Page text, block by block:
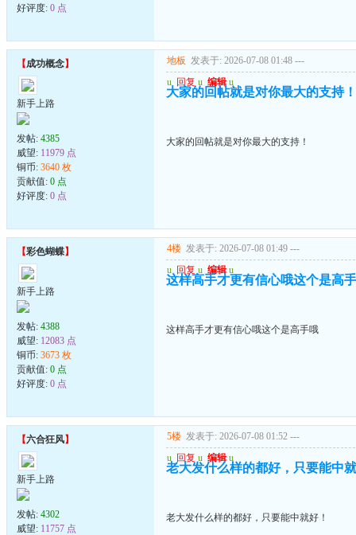
好评度: 0 点
【成功概念】
新手上路
发帖: 4385
威望: 11979 点
铜币: 3640 枚
贡献值: 0 点
好评度: 0 点
地板 发表于: 2026-07-08 01:48 ---
u 回复 u 编辑 u
大家的回帖就是对你最大的支持！
大家的回帖就是对你最大的支持！
【彩色蝴蝶】
新手上路
发帖: 4388
威望: 12083 点
铜币: 3673 枚
贡献值: 0 点
好评度: 0 点
4楼 发表于: 2026-07-08 01:49 ---
u 回复 u 编辑 u
这样高手才更有信心哦这个是高
这样高手才更有信心哦这个是高手哦
【六合狂风】
新手上路
发帖: 4302
威望: 11757 点
5楼 发表于: 2026-07-08 01:52 ---
u 回复 u 编辑 u
老大发什么样的都好，只要能中
老大发什么样的都好，只要能中就好！